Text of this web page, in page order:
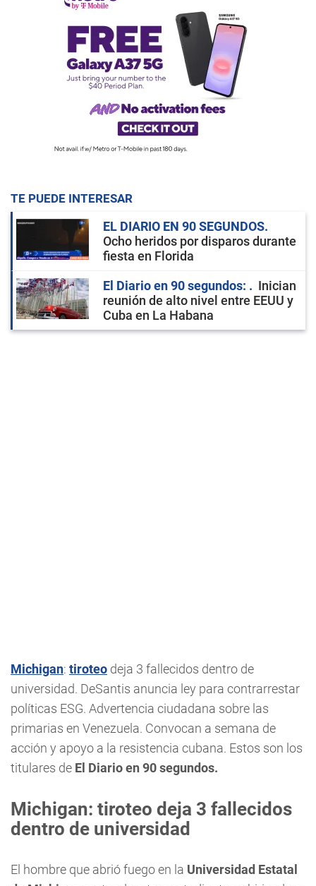
TE PUEDE INTERESAR
EL DIARIO EN 90 SEGUNDOS
Ocho heridos por disparos durante
fiesta en Florida
El Diario en 90 segundos:
Inician
reunión de alto nivel entre EEUU y
Cuba en La Habana
Michigan: tiroteo deja 3 fallecidos dentro de
universidad. DeSantis anuncia ley para contrarrestar
políticas ESG. Advertencia ciudadana sobre las
primarias en Venezuela. Convocan a semana de
acción y apoyo a la resistencia cubana. Estos son los
titulares de El Diario en 90 segundos.
Michigan: tiroteo deja 3 fallecidos
dentro de universidad
El hombre que abrió fuego en la Universidad Estatal